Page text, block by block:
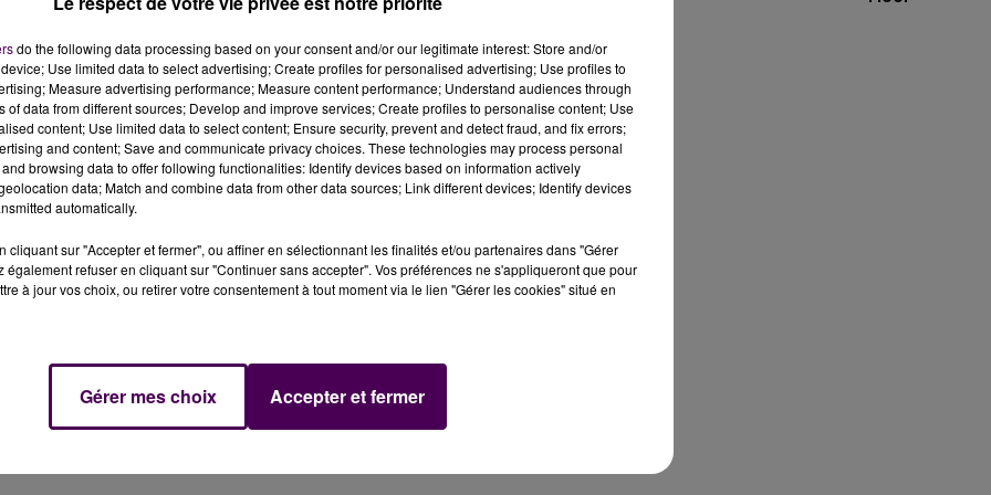
dans deux semaines, ces 17 et 18 avril 2021, mais
du contexte sanitaire.
. Mais les 24 Heures Motos 2021, prévues ces 17 et 18
2 avril.
"Le contexte sanitaire actuel, qui engendre
de l'épreuve dans les conditions de sécurité
travailler"actuellement sur la possibilité de
:
"Une communication sera faite à ce sujet dans
avec le@FIM_EWC, la@ffmotoet@EurosportEvents,
@24heuresmotos. Nous travaillons sans relâche pour
t.co/aKL7zwuq1R
do the following data processing based on your consent and/or our legitimate interest: Store and/or
Use limited data to select advertising; Create profiles for personalised advertising; Use profiles to
Measure advertising performance; Measure content performance; Understand audiences through
of data from different sources; Develop and improve services; Create profiles to personalise content; Use
content; Use limited data to select content; Ensure security, prevent and detect fraud, and fix errors;
and content; Save and communicate privacy choices. These technologies may process personal
browsing data to offer following functionalities: Identify devices based on information actively
data; Match and combine data from other data sources; Link different devices; Identify devices
automatically.
cliquant sur "Accepter et fermer", ou affiner en sélectionnant les finalités et/ou partenaires dans "Gérer
également refuser en cliquant sur "Continuer sans accepter". Vos préférences ne s'appliqueront que pour
à jour vos choix, ou retirer votre consentement à tout moment via le lien "Gérer les cookies" situé en
Gérer mes choix Accepter et fermer